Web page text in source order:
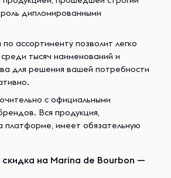
дипломированными
ассортименту позволит легко
тысяч наименований и
для решения вашей потребности
с официальными
Вся продукция,
платформе, имеет обязательную
на Marina de Bourbon —